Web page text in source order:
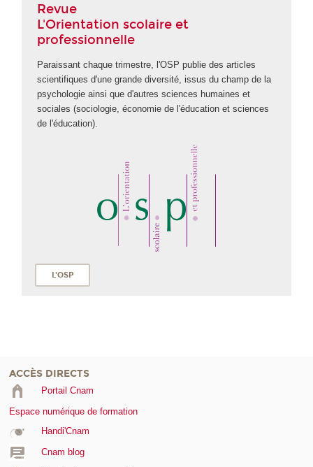
Revue
L'Orientation scolaire et
professionnelle
Paraissant chaque trimestre, l'OSP publie des articles
scientifiques d'une grande diversité, issus du champ de la
psychologie ainsi que d'autres sciences humaines et
sociales (sociologie, économie de l'éducation et sciences
de l'éducation).
L'OSP
ACCÈS DIRECTS
Portail Cnam
Espace numérique de formation
Handi'Cnam
Cnam blog